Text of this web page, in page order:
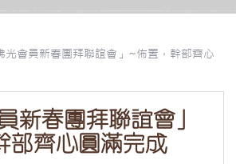
光會員新春團拜聯誼會」~佈置，幹部齊心
新春團拜聯誼會」
部齊心圓滿完成